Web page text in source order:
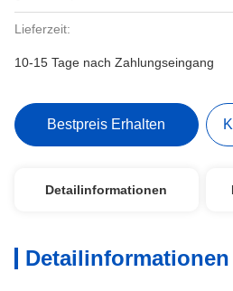
Lieferzeit:
10-15 Tage nach Zahlungseingang
Bestpreis Erhalten
Detailinformationen
Detailinformationen